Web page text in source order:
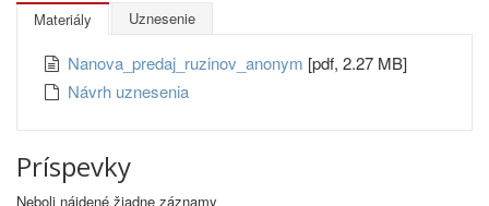
Materiály Uznesenie
Nanova_predaj_ruzinov_anonym [pdf, 2.27 MB]
Návrh uznesenia
Príspevky
Neboli nájdené žiadne záznamy